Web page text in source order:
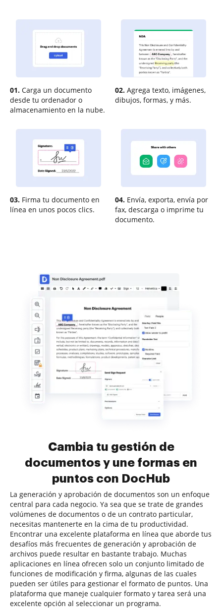
01. Carga un documento
desde tu ordenador o
almacenamiento en la nube.
02. Agrega texto, imágenes,
dibujos, formas, y más.
03. Firma tu documento en
línea en unos pocos clics.
04. Envía, exporta, envía por
fax, descarga o imprime tu
documento.
Cambia tu gestión de
documentos y une formas en
puntos con DocHub
La generación y aprobación de documentos son un enfoque
central para cada negocio. Ya sea que se trate de grandes
volúmenes de documentos o de un contrato particular,
necesitas mantenerte en la cima de tu productividad.
Encontrar una excelente plataforma en línea que aborde tus
desafíos más frecuentes de generación y aprobación de
archivos puede resultar en bastante trabajo. Muchas
aplicaciones en línea ofrecen solo un conjunto limitado de
funciones de modificación y firma, algunas de las cuales
pueden ser útiles para gestionar el formato de puntos. Una
plataforma que maneje cualquier formato y tarea será una
excelente opción al seleccionar un programa.